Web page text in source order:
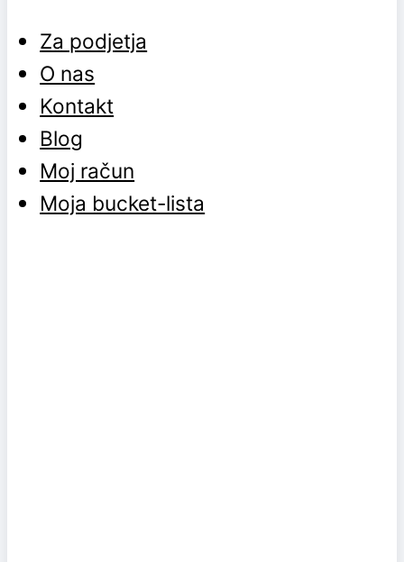
Za podjetja
O nas
Kontakt
Blog
Moj račun
Moja bucket-lista